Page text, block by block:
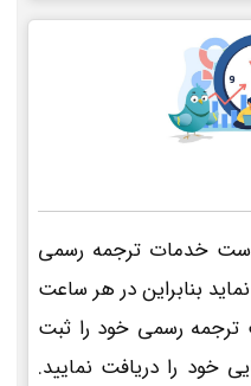
است خدمات ترجمه رسمی
ارائه نماید بنابراین در هر ساعت
ترجمه رسمی خود را ثبت
خود را دریافت نمایید.